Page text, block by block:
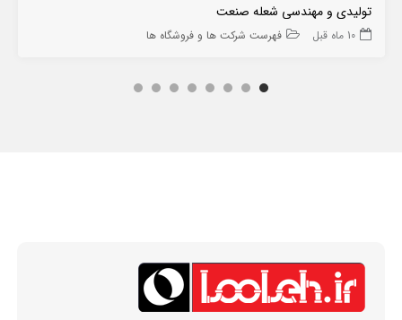
تولیدی و مهندسی شعله صنعت
10 ماه قبل فهرست شرکت ها و فروشگاه ها